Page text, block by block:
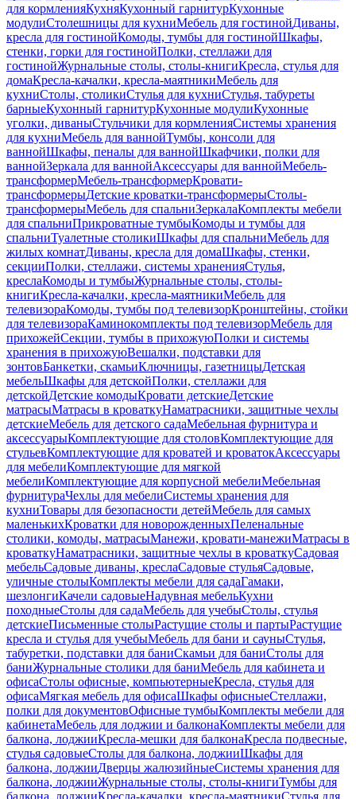
для кормленияКухняКухонный гарнитурКухонные
модулиСтолешницы для кухниМебель для гостинойДиваны,
кресла для гостинойКомоды, тумбы для гостинойШкафы,
стенки, горки для гостинойПолки, стеллажи для
гостинойЖурнальные столы, столы-книгиКресла, стулья для
домаКресла-качалки, кресла-маятникиМебель для
кухниСтолы, столикиСтулья для кухниСтулья, табуреты
барныеКухонный гарнитурКухонные модулиКухонные
уголки, диваныСтульчики для кормленияСистемы хранения
для кухниМебель для ваннойТумбы, консоли для
ваннойШкафы, пеналы для ваннойШкафчики, полки для
ваннойЗеркала для ваннойАксессуары для ваннойМебель-
трансформерМебель-трансформерКровати-
трансформерыДетские кроватки-трансформерыСтолы-
трансформерыМебель для спальниЗеркалаКомплекты мебели
для спальниПрикроватные тумбыКомоды и тумбы для
спальниТуалетные столикиШкафы для спальниМебель для
жилых комнатДиваны, кресла для домаШкафы, стенки,
секцииПолки, стеллажи, системы храненияСтулья,
креслаКомоды и тумбыЖурнальные столы, столы-
книгиКресла-качалки, кресла-маятникиМебель для
телевизораКомоды, тумбы под телевизорКронштейны, стойки
для телевизораКаминокомплекты под телевизорМебель для
прихожейСекции, тумбы в прихожуюПолки и системы
хранения в прихожуюВешалки, подставки для
зонтовБанкетки, скамьиКлючницы, газетницыДетская
мебельШкафы для детскойПолки, стеллажи для
детскойДетские комодыКровати детскиеДетские
матрасыМатрасы в кроваткуНаматрасники, защитные чехлы
детскиеМебель для детского садаМебельная фурнитура и
аксессуарыКомплектующие для столовКомплектующие для
стульевКомплектующие для кроватей и кроватокАксессуары
для мебелиКомплектующие для мягкой
мебелиКомплектующие для корпусной мебелиМебельная
фурнитураЧехлы для мебелиСистемы хранения для
кухниТовары для безопасности детейМебель для самых
маленькихКроватки для новорожденныхПеленальные
столики, комоды, матрасыМанежи, кровати-манежиМатрасы в
кроваткуНаматрасники, защитные чехлы в кроваткуСадовая
мебельСадовые диваны, креслаСадовые стульяСадовые,
уличные столыКомплекты мебели для садаГамаки,
шезлонгиКачели садовыеНадувная мебельКухни
походныеСтолы для садаМебель для учебыСтолы, стулья
детскиеПисьменные столыРастущие столы и партыРастущие
кресла и стулья для учебыМебель для бани и сауныСтулья,
табуретки, подставки для баниСкамьи для баниСтолы для
баниЖурнальные столики для баниМебель для кабинета и
офисаСтолы офисные, компьютерныеКресла, стулья для
офисаМягкая мебель для офисаШкафы офисныеСтеллажи,
полки для документовОфисные тумбыКомплекты мебели для
кабинетаМебель для лоджии и балконаКомплекты мебели для
балкона, лоджииКресла-мешки для балконаКресла подвесные,
стулья садовыеСтолы для балкона, лоджииШкафы для
балкона, лоджииДверцы жалюзийныеСистемы хранения для
балкона, лоджииЖурнальные столы, столы-книгиТумбы для
балкона, лоджииКресла-качалки, кресла-маятникиСтулья для